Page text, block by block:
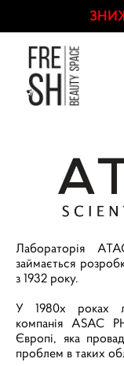
Лабораторія
займається
з 1932 року.
У 1980х роках
компанія ASAC
Європі, яка
проблем в таких